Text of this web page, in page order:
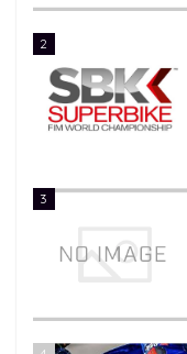
2
3